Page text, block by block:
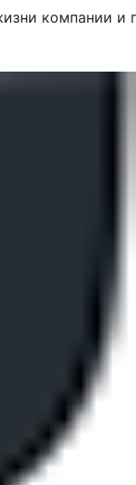
компании